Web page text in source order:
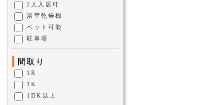
2人入居可
浴室乾燥機
ペット可能
駐車場
間取り
1R
1K
1DK以上